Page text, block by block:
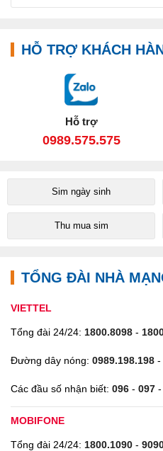
HỖ TRỢ KHÁCH
Hỗ trợ
0989.575.575
Sim ngày sinh
Thu mua sim
TỔNG ĐÀI NHÀ
VIETTEL
Tổng đài 24/24: 1800.8098 -
Đường dây nóng: 0989.198.198 -
Các đầu số nhận biết: 096 - 097 -
MOBIFONE
Tổng đài 24/24: 1800.1090 -